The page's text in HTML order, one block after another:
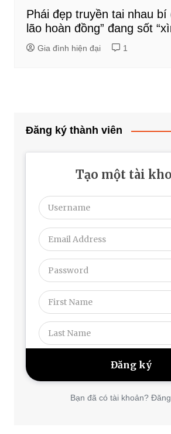
Phái đẹp truyền tai nhau bí
lão hoàn đồng” đang sốt
Gia đình hiện đại 1
Đăng ký thành viên
Tạo một tài
Bạn đã có tài khoản?